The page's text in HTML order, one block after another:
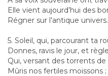
Elle vient aujourd’hui des
Régner sur l’antique univers.
5. Soleil, qui, parcourant ta
Donnes, ravis le jour, et
Qui, versant des torrents
Mûris nos fertiles moissons ;